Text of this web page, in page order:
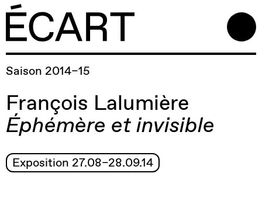
Saison 2014–15
François Lalumière
Éphémère et invisible
Exposition 27.08–28.09.14